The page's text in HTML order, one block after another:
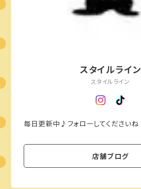
スタイルライン
スタイルライン
毎日更新中♪フォローしてくださいね
店舗ブログ